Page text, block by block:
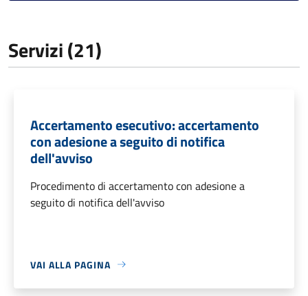
Servizi (21)
Accertamento esecutivo: accertamento
con adesione a seguito di notifica
dell'avviso
Procedimento di accertamento con adesione a
seguito di notifica dell'avviso
VAI ALLA PAGINA